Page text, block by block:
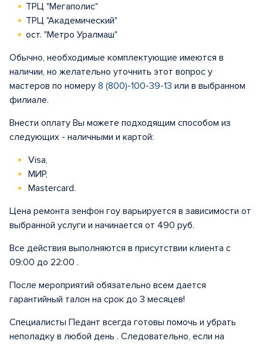
ТРЦ "Мегаполис"
ТРЦ "Академический"
ост. "Метро Уралмаш"
Обычно, необходимые комплектующие имеются в
наличии, но желательно уточнить этот вопрос у
мастеров по номеру 8 (800)-100-39-13 или в выбранном
филиале.
Внести оплату Вы можете подходящим способом из
следующих - наличными и картой:
Visa,
МИР,
Mastercard.
Цена ремонта зенфон гоу варьируется в зависимости от
выбранной услуги и начинается от 490 руб.
Все действия выполняются в присутствии клиента с
09:00 до 22:00 .
После мероприятий обязательно всем дается
гарантийный талон на срок до 3 месяцев!
Специалисты Педант всегда готовы помочь и убрать
неполадку в любой день . Следовательно, если на